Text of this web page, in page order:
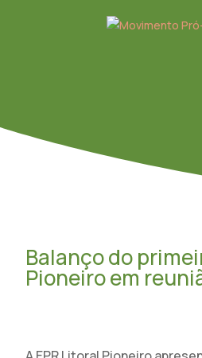
Balanço do
Pioneiro em